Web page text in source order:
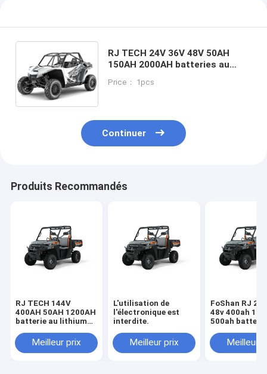
RJ TECH 24V 36V 48V 50AH
150AH 2000AH batteries au
arctiques électrique UTV
Price： 1pcs
Continuer
Produits Recommandés
RJ TECH 144V
400AH 50AH 1200AH
batterie au lithium
électrique CE TUV
répertorié
Meilleur prix
L'utilisation de
l'électronique est
interdite.
Meilleur prix
FoShan RJ
48v 400ah
500ah
électrique
certifiées
Meilleur